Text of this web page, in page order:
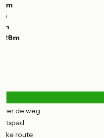
0m
228m
Over de weg
route